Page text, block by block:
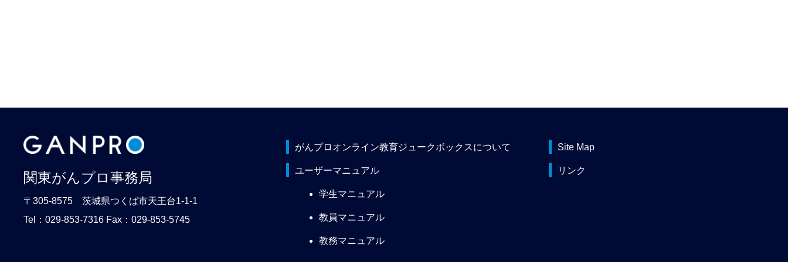
関東がんプロ事務局
〒305-8575 茨城県つくば市天王台1-1-1
Tel：029-853-7316 Fax：029-853-5745
がんプロオンライン教育ジュークボックスについて
ユーザーマニュアル
学生マニュアル
教員マニュアル
教務マニュアル
Site Map
リンク